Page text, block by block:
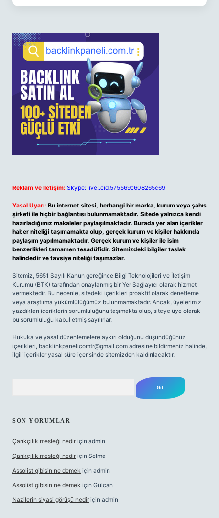
Reklam ve İletişim: Skype: live:.cid.575569c608265c69
Yasal Uyarı: Bu internet sitesi, herhangi bir marka, kurum veya şahıs
şirketi ile hiçbir bağlantısı bulunmamaktadır. Sitede yalnızca kendi
hazırladığımız makaleler paylaşılmaktadır. Burada yer alan içerikler
haber niteliği taşımamakta olup, gerçek kurum ve kişiler hakkında
paylaşım yapılmamaktadır. Gerçek kurum ve kişiler ile isim
benzerlikleri tamamen tesadüfidir. Sitemizdeki bilgiler taslak
halindedir ve tavsiye niteliği taşımazlar.
Sitemiz, 5651 Sayılı Kanun gereğince Bilgi Teknolojileri ve İletişim
Kurumu (BTK) tarafından onaylanmış bir Yer Sağlayıcı olarak hizmet
vermektedir. Bu nedenle, sitedeki içerikleri proaktif olarak denetleme
veya araştırma yükümlülüğümüz bulunmamaktadır. Ancak, üyelerimiz
yazdıkları içeriklerin sorumluluğunu taşımakta olup, siteye üye olarak
bu sorumluluğu kabul etmiş sayılırlar.
Hukuka ve yasal düzenlemelere aykırı olduğunu düşündüğünüz
içerikleri, backlinkpanelicomtr@gmail.com adresine bildirmeniz halinde,
ilgili içerikler yasal süre içerisinde sitemizden kaldırılacaktır.
SON YORUMLAR
Çarıkçılık mesleği nedir için admin
Çarıkçılık mesleği nedir için Selma
Assolist gibisin ne demek için admin
Assolist gibisin ne demek için Gülcan
Nazilerin siyasi görüşü nedir için admin